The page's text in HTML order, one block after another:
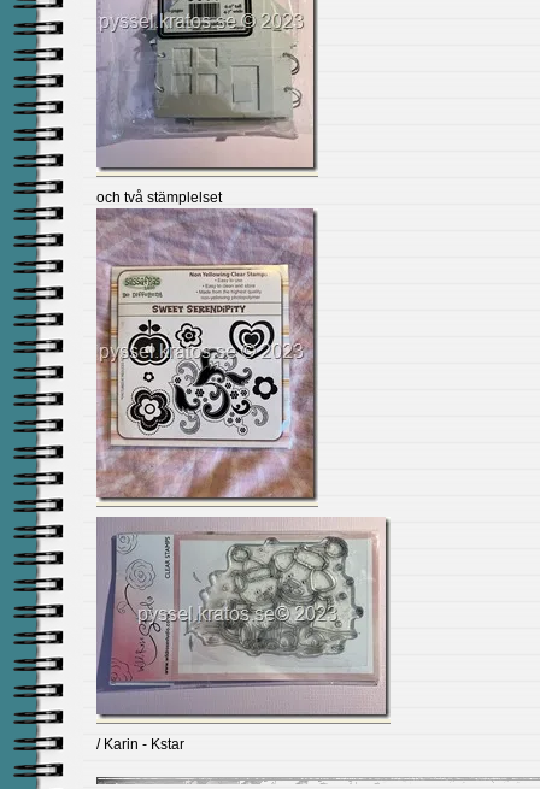
och två stämplelset
/ Karin - Kstar